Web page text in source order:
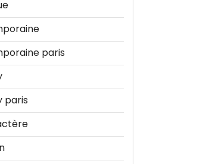
paris
paris